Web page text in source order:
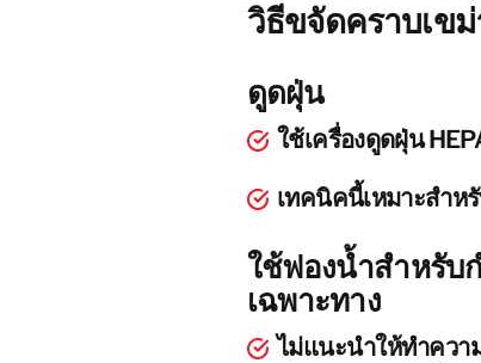
วิธีขจัดคราบเข
ดูดฝุ่น
ใช้เครื่องดูดฝุ่น
เทคนิคนี้เหมาะสำห
ใช้ฟองน้ำสำหรับ
เฉพาะทาง
ไม่แนะนำให้ทำควา